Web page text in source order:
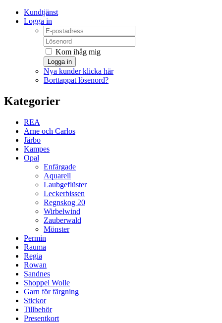
Kundtjänst
Logga in
Kom ihåg mig
Logga in
Nya kunder klicka här
Borttappat lösenord?
Kategorier
REA
Arne och Carlos
Järbo
Kampes
Opal
Enfärgade
Aquarell
Laubgeflüster
Leckerbissen
Regnskog 20
Wirbelwind
Zauberwald
Mönster
Permin
Rauma
Regia
Rowan
Sandnes
Shoppel Wolle
Garn för färgning
Stickor
Tillbehör
Presentkort